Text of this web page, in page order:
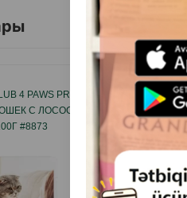
Италия.
4 PAWS PREMIUM
С ЛОСОСЕМ В
#8873